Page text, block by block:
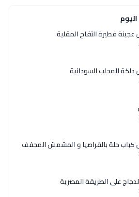
فطيرة التفاح المقلية
المحلب السودانية
حلة بالقراصيا و المشمش المجفف
على الطريقة المصرية